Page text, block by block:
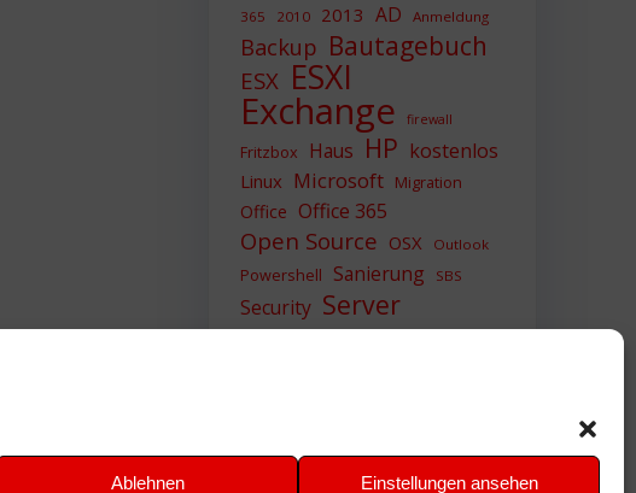
Ablehnen Einstellungen ansehen
365 2010 2013 AD Anmeldung
Backup Bautagebuch
ESX ESXI
Exchange firewall
Fritzbox Haus HP kostenlos
Linux Microsoft Migration
Office Office 365
Open Source OSX Outlook
Powershell Sanierung SBS
Security Server
Sicherheit SIEM
VMWare VPN WAZUH